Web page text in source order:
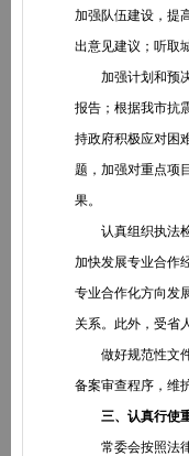
加强队伍建设，提
出意见建议；听取
加强计划和预决
报告；根据我市抗
持政府积极应对困
题，加强对重点项
果。
认真组织执法检
加快发展专业合作
专业合作化方向发
关系。此外，受省
做好规范性文件
备案审查程序，维
三、认真行使
常委会按照法律